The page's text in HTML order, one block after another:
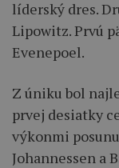
líderský dres.
Lipowitz. Prvú
Evenepoel.
Z úniku bol
prvej desiatky
výkonmi
Johannessen a